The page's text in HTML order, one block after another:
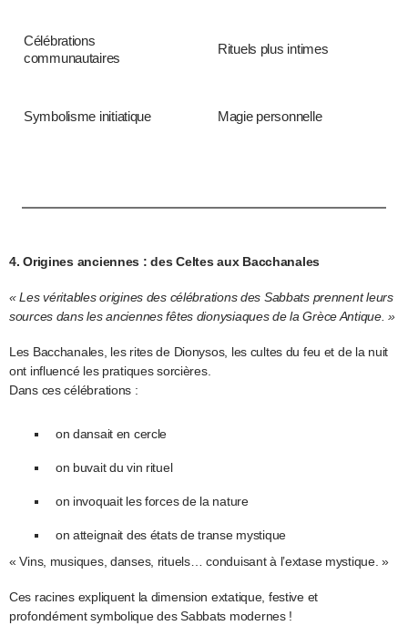
Célébrations
communautaires
Rituels plus intimes
Symbolisme initiatique Magie personnelle
4. Origines anciennes : des Celtes aux Bacchanales
« Les véritables origines des célébrations des Sabbats prennent leurs
sources dans les anciennes fêtes dionysiaques de la Grèce Antique. »
Les Bacchanales, les rites de Dionysos, les cultes du feu et de la nuit
ont influencé les pratiques sorcières.
Dans ces célébrations :
on dansait en cercle
on buvait du vin rituel
on invoquait les forces de la nature
on atteignait des états de transe mystique
« Vins, musiques, danses, rituels… conduisant à l’extase mystique. »
Ces racines expliquent la dimension extatique, festive et
profondément symbolique des Sabbats modernes !